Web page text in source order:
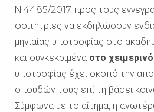
Ν.4485/2017 προς τους
φοιτήτριες να εκδηλώσουν
μηνιαίας υποτροφίας στο
και συγκεκριμένα στο
υποτροφίας έχει σκοπό την
σπουδών τους επί τη βάσει
Σύμφωνα με το αίτημα, η